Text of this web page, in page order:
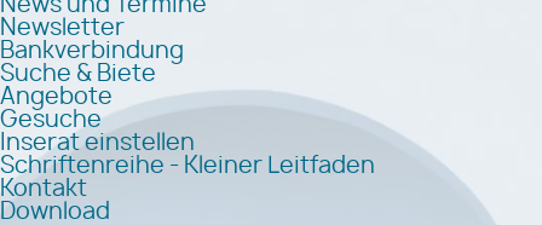
News und Termine
Newsletter
Bankverbindung
Suche & Biete
Angebote
Gesuche
Inserat einstellen
Schriftenreihe - Kleiner Leitfaden
Kontakt
Download